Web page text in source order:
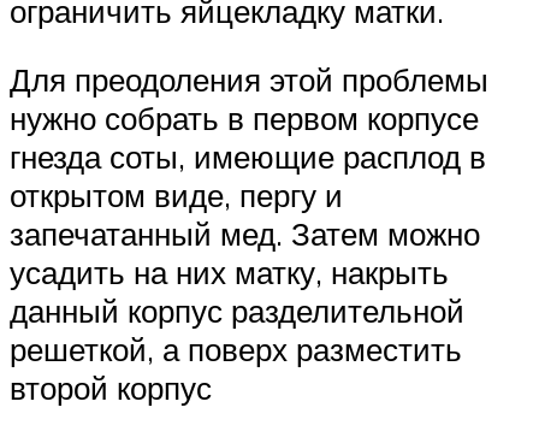
ограничить яйцекладку матки.
Для преодоления этой проблемы
нужно собрать в первом корпусе
гнезда соты, имеющие расплод в
открытом виде, пергу и
запечатанный мед. Затем можно
усадить на них матку, накрыть
данный корпус разделительной
решеткой, а поверх разместить
второй корпус